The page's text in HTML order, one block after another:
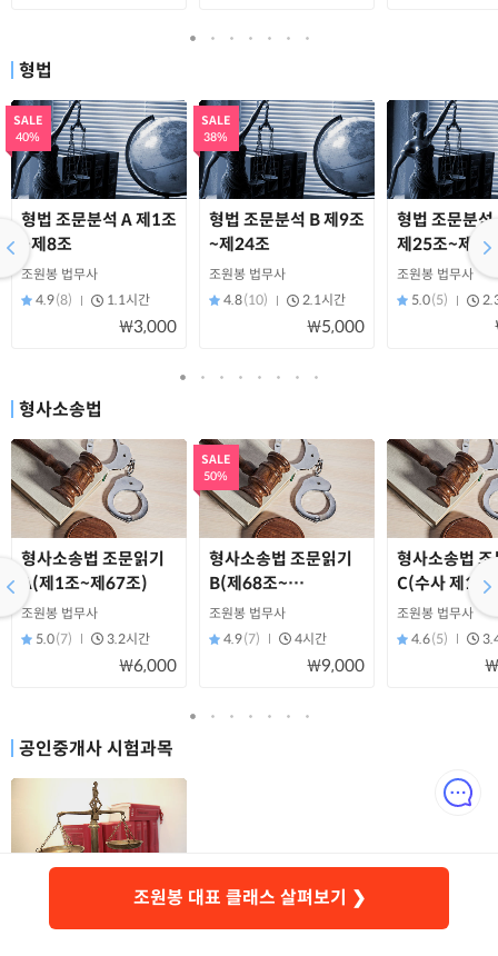
조원봉 대표 클래스 살펴보기 ❯
형법
SALE
40%
형법 조문분석 A 제1조
~제8조
조원봉 법무사
4.9(8) 1.1시간
₩3,000
SALE
38%
형법 조문분석 B 제9조
~제24조
조원봉 법무사
4.8(10) 2.1시간
₩5,000
형법 조문분석
제25조~제40
조원봉 법무사
5.0(5)
형사소송법
형사소송법 조문읽기
A(제1조~제67조)
조원봉 법무사
5.0(7) 3.2시간
₩6,000
SALE
50%
형사소송법 조문읽기
B(제68조~
제194조의5)
조원봉 법무사
4.9(7) 4시간
₩9,000
형사소송법 조
C(수사 제195
제245조의4)
조원봉 법무사
4.6(5)
공인중개사 시험과목
민사특별법